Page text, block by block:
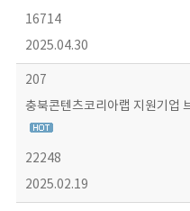
16714
2025.04.30
207
충북콘텐츠코리아랩 지원기업
22248
2025.02.19